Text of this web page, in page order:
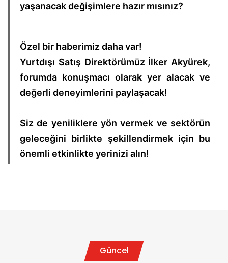
yaşanacak değişimlere hazır mısınız?
Özel bir haberimiz daha var!
Yurtdışı Satış Direktörümüz İlker Akyürek,
forumda konuşmacı olarak yer alacak ve
değerli deneyimlerini paylaşacak!
Siz de yeniliklere yön vermek ve sektörün
geleceğini birlikte şekillendirmek için bu
önemli etkinlikte yerinizi alın!
Güncel